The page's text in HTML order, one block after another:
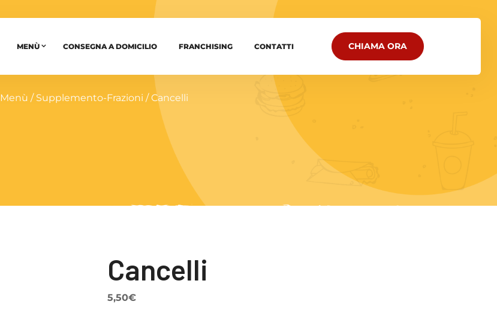
MENÙ CONSEGNA A DOMICILIO FRANCHISING CONTATTI CHIAMA ORA
Menù / Supplemento-Frazioni / Cancelli
Cancelli
5,50€